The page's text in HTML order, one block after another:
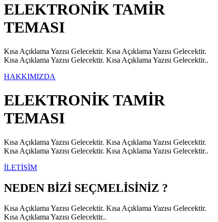
ELEKTRONİK TAMİR
TEMASI
Kısa Açıklama Yazısı Gelecektir. Kısa Açıklama Yazısı Gelecektir.
Kısa Açıklama Yazısı Gelecektir. Kısa Açıklama Yazısı Gelecektir..
HAKKIMIZDA
ELEKTRONİK TAMİR
TEMASI
Kısa Açıklama Yazısı Gelecektir. Kısa Açıklama Yazısı Gelecektir.
Kısa Açıklama Yazısı Gelecektir. Kısa Açıklama Yazısı Gelecektir..
İLETİŞİM
NEDEN BİZİ SEÇMELİSİNİZ ?
Kısa Açıklama Yazısı Gelecektir. Kısa Açıklama Yazısı Gelecektir.
Kısa Açıklama Yazısı Gelecektir..